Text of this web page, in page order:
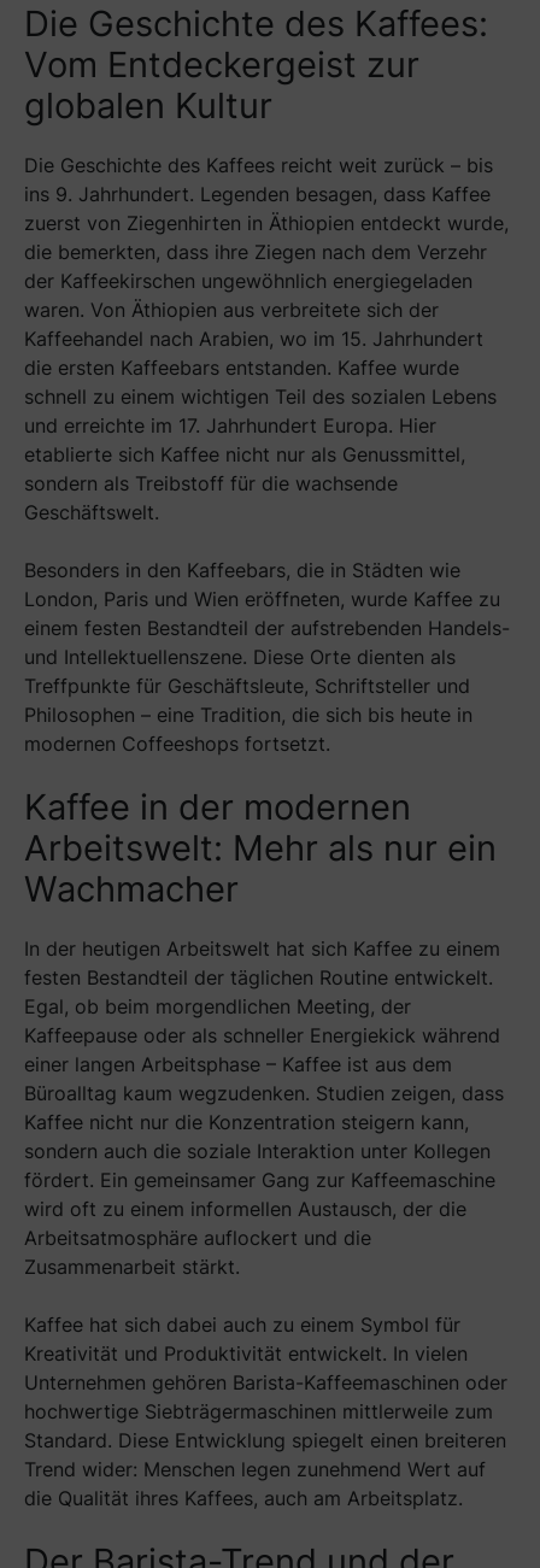
Die Geschichte des Kaffees:
Vom Entdeckergeist zur
globalen Kultur
Die Geschichte des Kaffees reicht weit zurück – bis
ins 9. Jahrhundert. Legenden besagen, dass Kaffee
zuerst von Ziegenhirten in Äthiopien entdeckt wurde,
die bemerkten, dass ihre Ziegen nach dem Verzehr
der Kaffeekirschen ungewöhnlich energiegeladen
waren. Von Äthiopien aus verbreitete sich der
Kaffeehandel nach Arabien, wo im 15. Jahrhundert
die ersten Kaffeebars entstanden. Kaffee wurde
schnell zu einem wichtigen Teil des sozialen Lebens
und erreichte im 17. Jahrhundert Europa. Hier
etablierte sich Kaffee nicht nur als Genussmittel,
sondern als Treibstoff für die wachsende
Geschäftswelt.
Besonders in den Kaffeebars, die in Städten wie
London, Paris und Wien eröffneten, wurde Kaffee zu
einem festen Bestandteil der aufstrebenden Handels-
und Intellektuellenszene. Diese Orte dienten als
Treffpunkte für Geschäftsleute, Schriftsteller und
Philosophen – eine Tradition, die sich bis heute in
modernen Coffeeshops fortsetzt.
Kaffee in der modernen
Arbeitswelt: Mehr als nur ein
Wachmacher
In der heutigen Arbeitswelt hat sich Kaffee zu einem
festen Bestandteil der täglichen Routine entwickelt.
Egal, ob beim morgendlichen Meeting, der
Kaffeepause oder als schneller Energiekick während
einer langen Arbeitsphase – Kaffee ist aus dem
Büroalltag kaum wegzudenken. Studien zeigen, dass
Kaffee nicht nur die Konzentration steigern kann,
sondern auch die soziale Interaktion unter Kollegen
fördert. Ein gemeinsamer Gang zur Kaffeemaschine
wird oft zu einem informellen Austausch, der die
Arbeitsatmosphäre auflockert und die
Zusammenarbeit stärkt.
Kaffee hat sich dabei auch zu einem Symbol für
Kreativität und Produktivität entwickelt. In vielen
Unternehmen gehören Barista-Kaffeemaschinen oder
hochwertige Siebträgermaschinen mittlerweile zum
Standard. Diese Entwicklung spiegelt einen breiteren
Trend wider: Menschen legen zunehmend Wert auf
die Qualität ihres Kaffees, auch am Arbeitsplatz.